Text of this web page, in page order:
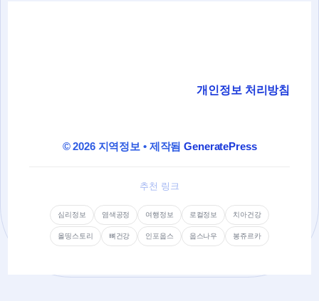
개인정보 처리방침
© 2026 지역정보 • 제작됨GeneratePress
추천 링크
심리정보 염색공정 여행정보 로컬정보 치아건강
올띵스토리 뼈건강 인포웁스 웁스나우 봉쥬르카